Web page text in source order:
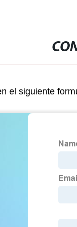
el siguiente